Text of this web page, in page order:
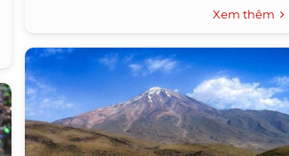
Xem thêm